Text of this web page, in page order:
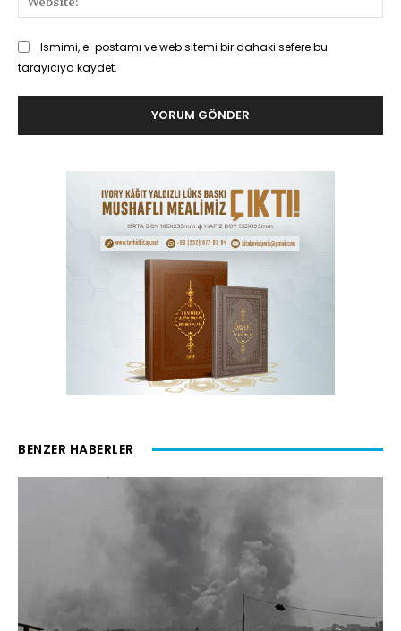
Ismimi, e-postamı ve web sitemi bir dahaki sefere bu
tarayıcıya kaydet.
BENZER HABERLER